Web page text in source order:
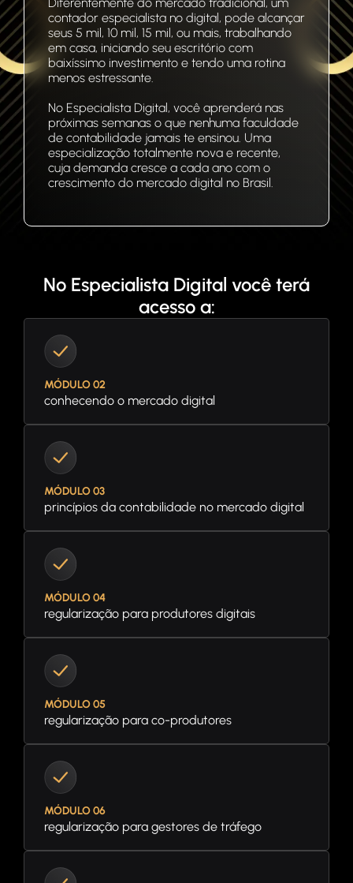
contador especialista no digital, pode alcançar
seus 5 mil, 10 mil, 15 mil, ou mais, trabalhando
em casa, iniciando seu escritório com
baixíssimo investimento e tendo uma rotina
menos estressante.
No Especialista Digital, você aprenderá nas
próximas semanas o que nenhuma faculdade
de contabilidade jamais te ensinou. Uma
especialização totalmente nova e recente,
cuja demanda cresce a cada ano com o
crescimento do mercado digital no Brasil.
No Especialista Digital você terá
acesso a:
MÓDULO 02
conhecendo o mercado digital
MÓDULO 03
princípios da contabilidade no mercado digital
MÓDULO 04
regularização para produtores digitais
MÓDULO 05
regularização para co-produtores
MÓDULO 06
regularização para gestores de tráfego